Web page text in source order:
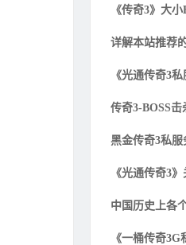
《传奇3》大
详解本站推荐
《光通传奇3
传奇3-BOSS
黑金传奇3私
《一桶传奇